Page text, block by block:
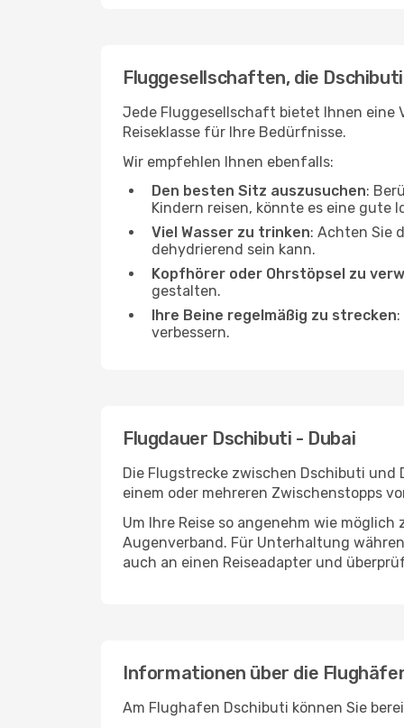
Fluggesellschaften, die
Jede Fluggesellschaft bietet Ihnen eine
Reiseklasse für Ihre Bedürfnisse.
Wir empfehlen Ihnen ebenfalls:
Den besten Sitz auszusuchen:
Kindern reisen, könnte es eine gute
Viel Wasser zu trinken: Achten Sie
dehydrierend sein kann.
Kopfhörer oder Ohrstöpsel zu
gestalten.
Ihre Beine regelmäßig zu strecken
verbessern.
Flugdauer Dschibuti - Dubai
Die Flugstrecke zwischen Dschibuti und
einem oder mehreren Zwischenstopps
Um Ihre Reise so angenehm wie
Augenverband. Für Unterhaltung
auch an einen Reiseadapter und
Informationen über die
Am Flughafen Dschibuti können Sie